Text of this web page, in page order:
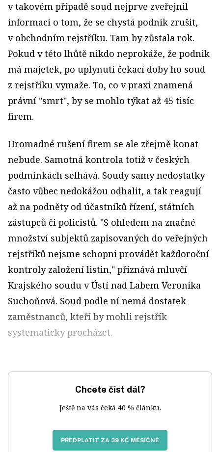
v takovém případě soud nejprve zveřejnil
informaci o tom, že se chystá podnik zrušit,
v obchodním rejstříku. Tam by zůstala rok.
Pokud v této lhůtě nikdo neprokáže, že podnik
má majetek, po uplynutí čekací doby ho soud
z rejstříku vymaže. To, co v praxi znamená
právní "smrt", by se mohlo týkat až 45 tisíc
firem.
Hromadné rušení firem se ale zřejmě konat
nebude. Samotná kontrola totiž v českých
podmínkách selhává. Soudy samy nedostatky
často vůbec nedokážou odhalit, a tak reagují
až na podněty od účastníků řízení, státních
zástupců či policistů. "S ohledem na značné
množství subjektů zapisovaných do veřejných
rejstříků nejsme schopni provádět každoroční
kontroly založení listin," přiznává mluvčí
Krajského soudu v Ústí nad Labem Veronika
Suchoňová. Soud podle ní nemá dostatek
zaměstnanců, kteří by mohli rejstřík
systematicky procházet.
Chcete číst dál?
Ještě na vás čeká 40 % článku.
PŘEDPLATIT ZA 39 KČ MĚSÍČNĚ